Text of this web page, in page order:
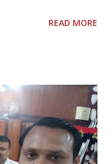
एक्ट (TN HPA 48/2008)
कैमरे लगाए जाने चाहिए और
पुलिस अधिकारियों को यह
के इलाकों में अक्सर
READ MORE